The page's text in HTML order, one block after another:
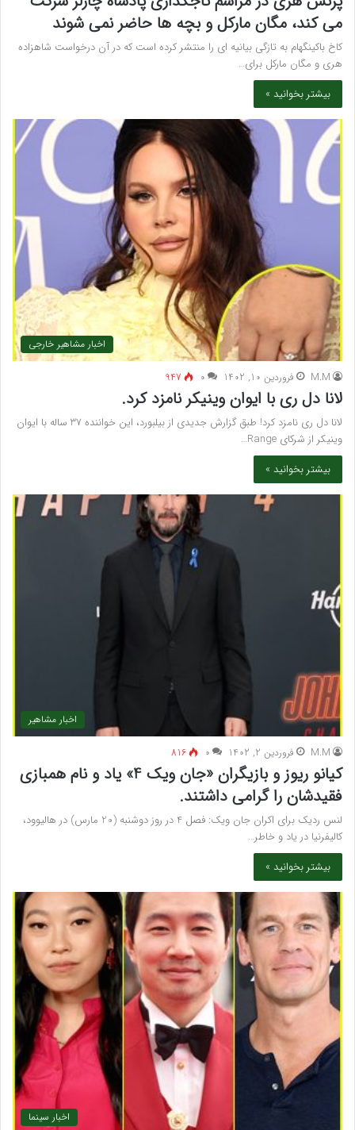
می کند، مگان مارکل و بچه ها حاضر نمی شوند
کاخ باکینگهام به تازگی بیانیه ای را منتشر کرده است که در آن درخواست شاهزاده
هری و مگان مارکل برای…
بیشتر بخوانید »
اخبار مشاهیر خارجی
M.M فروردین 10, 1402 ۰ 947
لانا دل ری با ایوان وینیکر نامزد کرد.
لانا دل ری نامزد کرد! طبق گزارش جدیدی از بیلبورد، این خواننده 37 ساله با ایوان
وینیکر از شرکای Range…
بیشتر بخوانید »
اخبار مشاهیر
M.M فروردین 2, 1402 ۰ 816
کیانو ریوز و بازیگران «جان ویک 4» یاد و نام همبازی
فقیدشان را گرامی داشتند.
لنس ردیک برای اکران جان ویک: فصل 4 در روز دوشنبه (20 مارس) در هالیوود،
کالیفرنیا در یاد و خاطر…
بیشتر بخوانید »
اخبار سینما